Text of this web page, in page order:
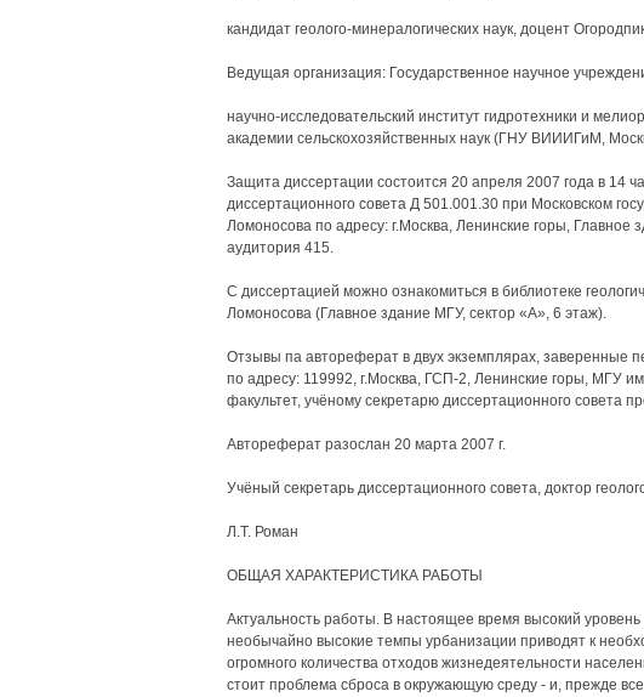
кандидат геолого-минералогических наук, доцент
Ведущая организация: Государственное научное
научно-исследовательский институт гидротехники и
академии сельскохозяйственных наук (ГНУ ВИИИГиМ,
Защита диссертации состоится 20 апреля 2007 года в 14
диссертационного совета Д 501.001.30 при Московском
Ломоносова по адресу: г.Москва, Ленинские горы, Главное
аудитория 415.
С диссертацией можно ознакомиться в библиотеке
Ломоносова (Главное здание МГУ, сектор «А», 6 этаж).
Отзывы па автореферат в двух экземплярах, заверенные
по адресу: 119992, г.Москва, ГСП-2, Ленинские горы, МГУ
факультет, учёному секретарю диссертационного совета
Автореферат разослан 20 марта 2007 г.
Учёный секретарь диссертационного совета, доктор
Л.Т. Роман
ОБЩАЯ ХАРАКТЕРИСТИКА РАБОТЫ
Актуальность работы. В настоящее время высокий
необычайно высокие темпы урбанизации приводят к
огромного количества отходов жизнедеятельности
стоит проблема сброса в окружающую среду - и, прежде